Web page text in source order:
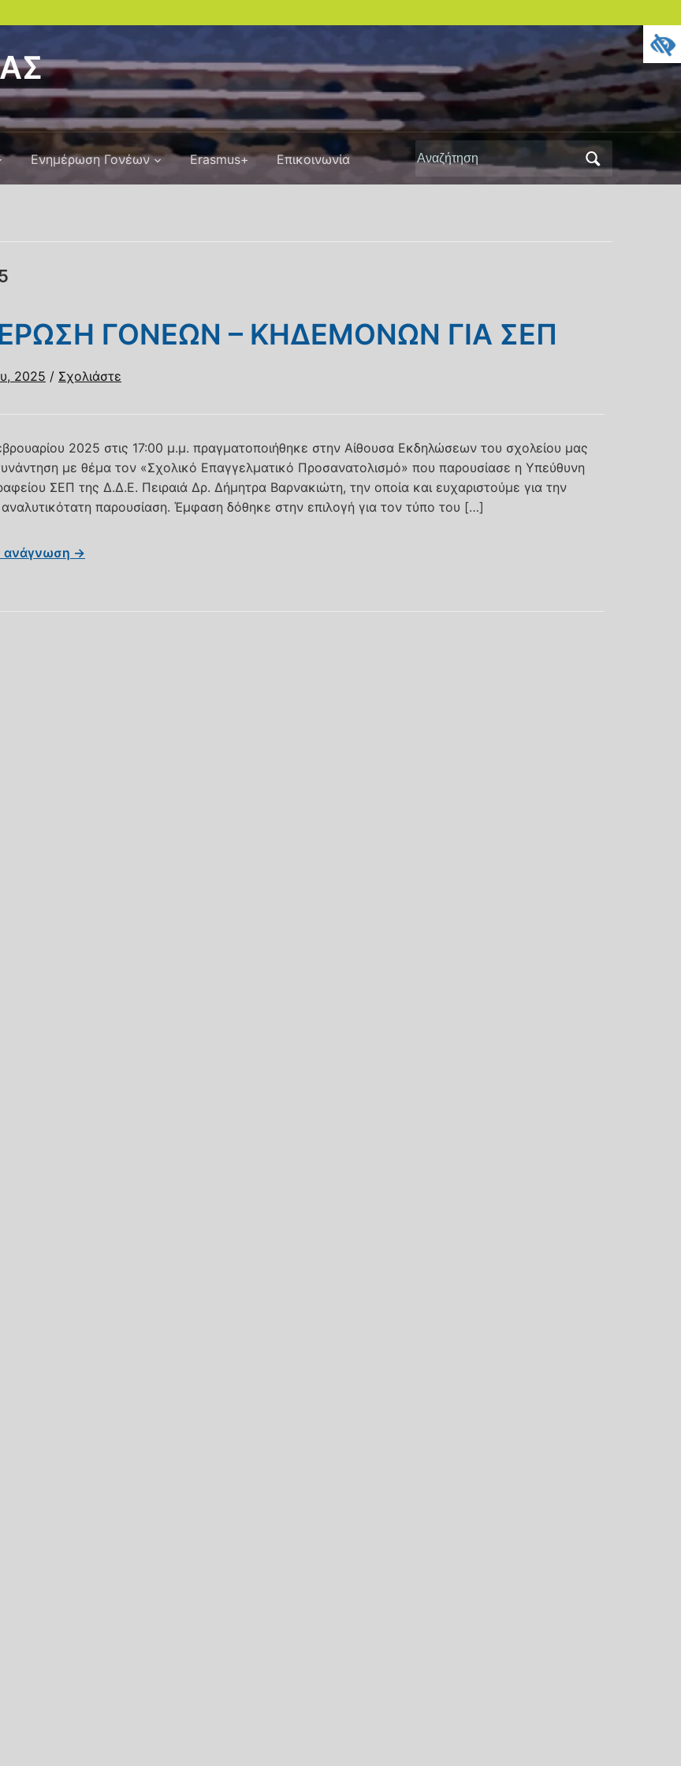
Ενημέρωση Γονέων Erasmus+ Επικοινωνία
Αναζήτηση
ΓΟΝΕΩΝ – ΚΗΔΕΜΟΝΩΝ ΓΙΑ ΣΕΠ
2025 / Σχολιάστε
2025 στις 17:00 μ.μ. πραγματοποιήθηκε στην Αίθουσα Εκδηλώσεων του σχολείου μας
με θέμα τον «Σχολικό Επαγγελματικό Προσανατολισμό» που παρουσίασε η Υπεύθυνη
ΣΕΠ της Δ.Δ.Ε. Πειραιά Δρ. Δήμητρα Βαρνακιώτη, την οποία και ευχαριστούμε για την
αναλυτικότατη παρουσίαση. Έμφαση δόθηκε στην επιλογή για τον τύπο του […]
ανάγνωση →